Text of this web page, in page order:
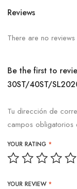
Reviews
There are no reviews
Be the first to
30ST/40ST/
Tu dirección de
campos obligatorios
YOUR RATING *
YOUR REVIEW *